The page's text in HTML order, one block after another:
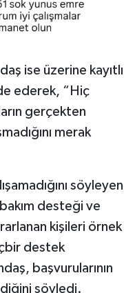
ise üzerine kayıtlı
ederek, “Hiç
gerçekten
merak
söyleyen
desteği ve
kişileri örnek
destek
başvurularının
söyledi.